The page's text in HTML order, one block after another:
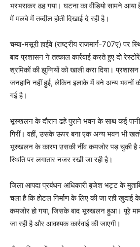
भरभराकर ढह गया। घटना का वीडियो सामने
में मलबे में तब्दील होती दिखाई दे रही है।
चम्बा-मसूरी हाईवे (राष्ट्रीय राजमार्ग-707ए)
बाद प्रशासन ने तत्काल कार्रवाई करते हुए दो
श्रमिकों की झुग्गियों को खाली करा दिया।
जनहानि नहीं हुई, लेकिन इलाके में बने अन्य भवनों
गई है।
भूस्खलन के दौरान ढहे पुराने भवन के साथ कई पानी
गिरीं। वहीं, उसके ऊपर बना एक अन्य भवन भी
भूस्खलन के कारण उसकी नींव कमजोर पड़ चुकी है
स्थिति पर लगातार नजर रखी जा रही है।
जिला आपदा प्रबंधन अधिकारी बृजेश भट्ट के
चला है कि होटल निर्माण के लिए की जा रही खुदाई
कमजोर हो गया, जिसके बाद भूस्खलन हुआ। पूरे
जा रही है और आवश्यक कार्रवाई की जाएगी।